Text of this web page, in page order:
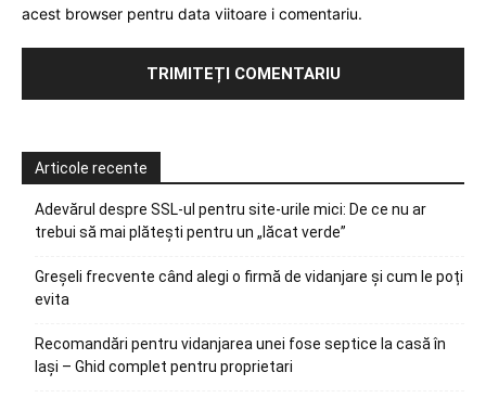
acest browser pentru data viitoare i comentariu.
Articole recente
Adevărul despre SSL-ul pentru site-urile mici: De ce nu ar
trebui să mai plătești pentru un „lăcat verde”
Greșeli frecvente când alegi o firmă de vidanjare și cum le poți
evita
Recomandări pentru vidanjarea unei fose septice la casă în
Iași – Ghid complet pentru proprietari